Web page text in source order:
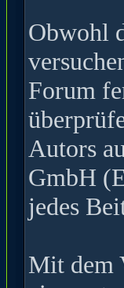
Obwohl
Forum
Autors
GmbH
jedes
Mit dem